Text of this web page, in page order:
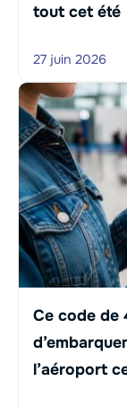
tout cet été
27 juin 2026
Ce code de
l’aéroport